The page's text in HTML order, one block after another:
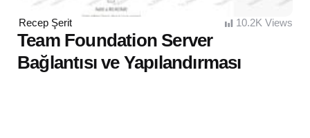
Posted
by
Recep Şerit 10.2K Views
Team Foundation Server
Bağlantısı ve Yapılandırması